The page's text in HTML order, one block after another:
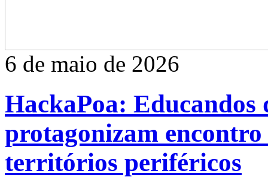
6 de maio de 2026
HackaPoa: Educandos
protagonizam encontro
territórios periféricos